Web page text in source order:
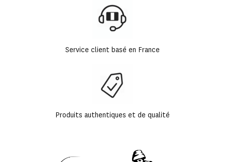
Service client basé en France
Produits authentiques et de qualité